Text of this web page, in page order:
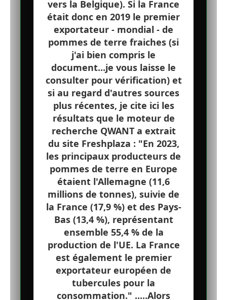
vers la Belgique). Si la France
était donc en 2019 le premier
exportateur - mondial - de
pommes de terre fraiches (si
j'ai bien compris le
document...je vous laisse le
consulter pour vérification) et
si au regard d'autres sources
plus récentes, je cite ici les
résultats que le moteur de
recherche QWANT a extrait
du site Freshplaza : "En 2023,
les principaux producteurs de
pommes de terre en Europe
étaient l'Allemagne (11,6
millions de tonnes), suivie de
la France (17,9 %) et des Pays-
Bas (13,4 %), représentant
ensemble 55,4 % de la
production de l'UE. La France
est également le premier
exportateur européen de
tubercules pour la
consommation." .....Alors